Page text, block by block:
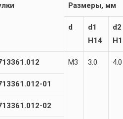
Размеры, мм
d
d1
H14
d2
М3 3.0 4.0
01
02